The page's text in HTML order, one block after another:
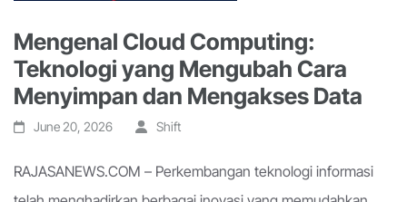
Mengenal Cloud Computing:
Teknologi yang Mengubah Cara
Menyimpan dan Mengakses Data
June 20, 2026 Shift
RAJASANEWS.COM – Perkembangan teknologi informasi